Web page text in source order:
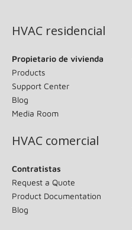
HVAC residencial
Propietario de vivienda
Products
Support Center
Blog
Media Room
HVAC comercial
Contratistas
Request a Quote
Product Documentation
Blog